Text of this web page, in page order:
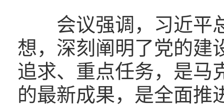
会议强调，习近平
想，深刻阐明了党的建
追求、重点任务，是马
的最新成果，是全面推